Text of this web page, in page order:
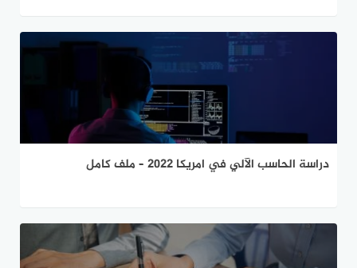
دراسة الحاسب الآلي في امريكا 2022 – ملف كامل